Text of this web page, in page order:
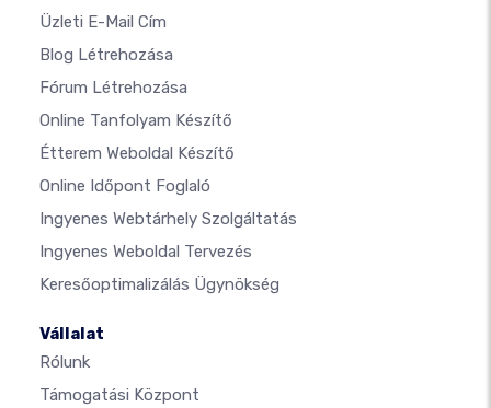
Üzleti E-Mail Cím
Blog Létrehozása
Fórum Létrehozása
Online Tanfolyam Készítő
Étterem Weboldal Készítő
Online Időpont Foglaló
Ingyenes Webtárhely Szolgáltatás
Ingyenes Weboldal Tervezés
Keresőoptimalizálás Ügynökség
Vállalat
Rólunk
Támogatási Központ